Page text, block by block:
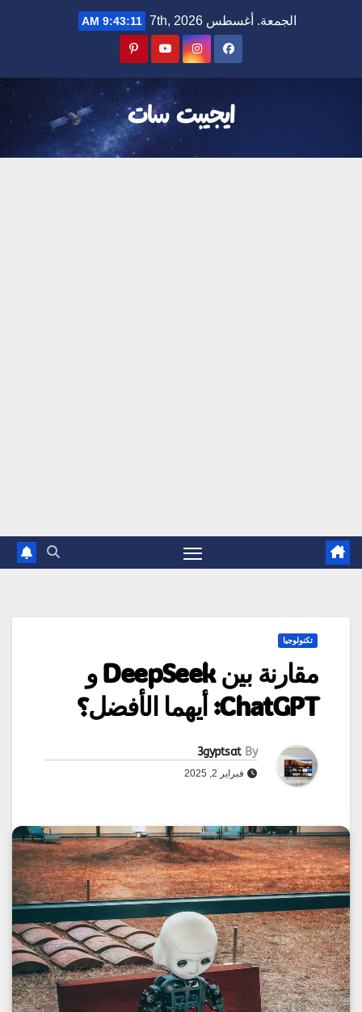
الجمعة. أغسطس 7th, 2026 9:43:12 AM
ايجيبت سات
تكنولوجيا
مقارنة بين DeepSeek و
ChatGPT: أيهما الأفضل؟
By
3gyptsat
فبراير 2, 2025